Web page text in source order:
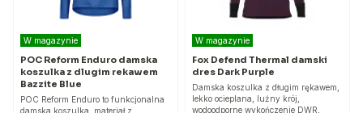
W magazynie
POC Reform Enduro damska
koszulka z dlugim rekawem
Bazzite Blue
POC Reform Enduro to funkcjonalna
damska koszulka, materiał z
W magazynie
Fox Defend Thermal damski
dres Dark Purple
Damska koszulka z długim rękawem,
lekko ocieplana, luźny krój,
wodoodporne wykończenie DWR,